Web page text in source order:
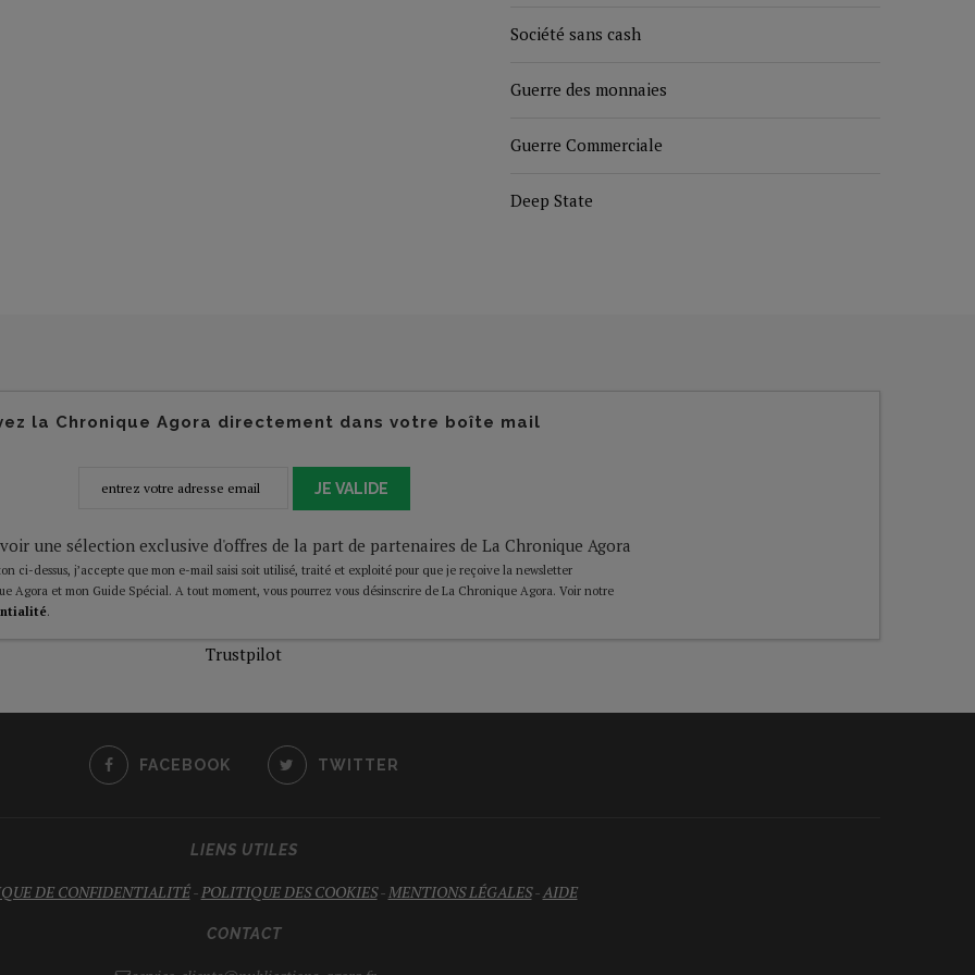
Société sans cash
Guerre des monnaies
Guerre Commerciale
Deep State
la Chronique Agora directement dans votre boîte mail
JE VALIDE
une sélection exclusive d'offres de la part de partenaires de La Chronique Agora
ci-dessus, j’accepte que mon e-mail saisi soit utilisé, traité et exploité pour que je reçoive la newsletter
Agora et mon Guide Spécial. A tout moment, vous pourrez vous désinscrire de La Chronique Agora. Voir notre
.
Trustpilot
FACEBOOK TWITTER
LIENS UTILES
DE CONFIDENTIALITÉ-POLITIQUE DES COOKIES-MENTIONS LÉGALES-AIDE
CONTACT